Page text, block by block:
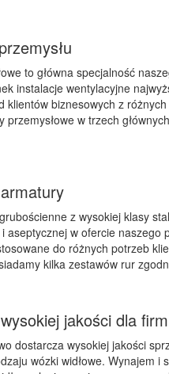
to główna specjalność
instalacje wentylacyjne
klientów biznesowych z różnych
przemysłowe w trzech
z wysokiej klasy
aseptycznej w ofercie naszego
do różnych potrzeb
kilka zestawów rur
jakości dla firm
dostarcza wysokiej jakości
wózki widłowe. Wynajem i